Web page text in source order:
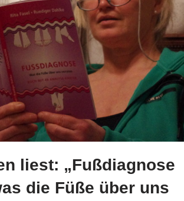
liest: „Fußdiagnose
die Füße über uns